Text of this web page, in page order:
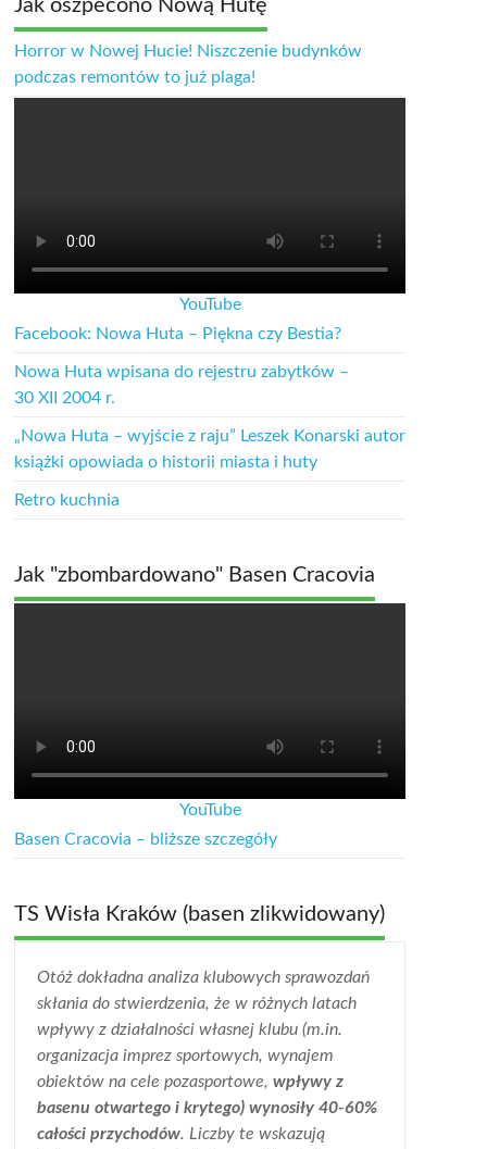
Jak oszpecono Nową Hutę
Horror w Nowej Hucie! Niszczenie budynków
podczas remontów to już plaga!
YouTube
Facebook: Nowa Huta – Piękna czy Bestia?
Nowa Huta wpisana do rejestru zabytków –
30 XII 2004 r.
„Nowa Huta – wyjście z raju” Leszek Konarski autor
książki opowiada o historii miasta i huty
Retro kuchnia
Jak "zbombardowano" Basen Cracovia
YouTube
Basen Cracovia – bliższe szczegóły
TS Wisła Kraków (basen zlikwidowany)
Otóż dokładna analiza klubowych sprawozdań
skłania do stwierdzenia, że w różnych latach
wpływy z działalności własnej klubu (m.in.
organizacja imprez sportowych, wynajem
obiektów na cele pozasportowe,wpływy z
basenu otwartego i krytego) wynosiły 40-60%
całości przychodów. Liczby te wskazują